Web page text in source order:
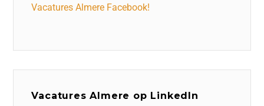
Vacatures Almere Facebook!
Vacatures Almere op LinkedIn